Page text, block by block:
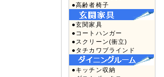
●高齢者椅子
●玄関家具
●コートハンガー
●スクリーン(衝立)
●タチカワブラインド
●キッチン収納